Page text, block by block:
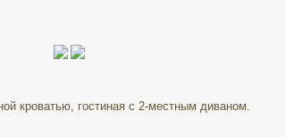
кроватью, гостиная с 2-местным диваном.